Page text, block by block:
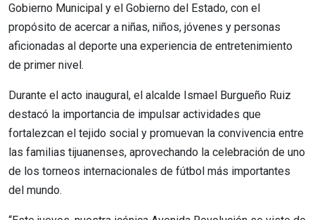
Gobierno Municipal y el Gobierno del Estado, con el
propósito de acercar a niñas, niños, jóvenes y personas
aficionadas al deporte una experiencia de entretenimiento
de primer nivel.
Durante el acto inaugural, el alcalde Ismael Burgueño Ruiz
destacó la importancia de impulsar actividades que
fortalezcan el tejido social y promuevan la convivencia entre
las familias tijuanenses, aprovechando la celebración de uno
de los torneos internacionales de fútbol más importantes
del mundo.